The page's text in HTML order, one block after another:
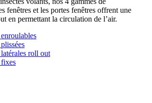
fenêtres et les portes fenêtres offrent une
en permettant la circulation de l’air.
roll out